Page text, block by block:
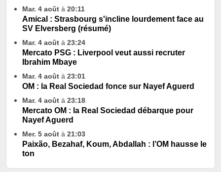
Mar. 4 août à 20:11
Amical : Strasbourg s'incline lourdement face au
SV Elversberg (résumé)
Mar. 4 août à 23:24
Mercato PSG : Liverpool veut aussi recruter
Ibrahim Mbaye
Mar. 4 août à 23:01
OM : la Real Sociedad fonce sur Nayef Aguerd
Mar. 4 août à 23:18
Mercato OM : la Real Sociedad débarque pour
Nayef Aguerd
Mer. 5 août à 21:03
Paixão, Bezahaf, Koum, Abdallah : l’OM hausse le
ton